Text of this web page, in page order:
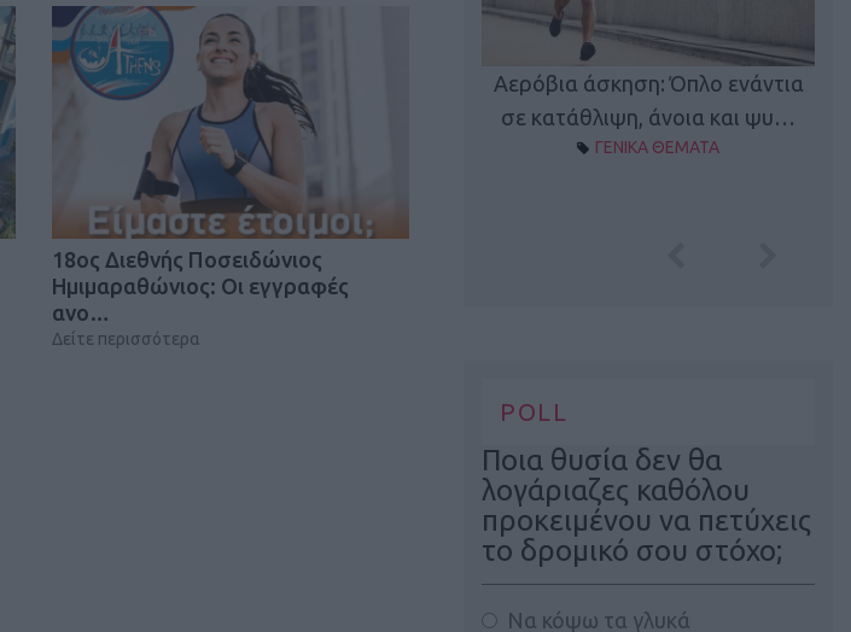
18oς Διεθνής Ποσειδώνιος
Ημιμαραθώνιος: Οι εγγραφές
ανο…
Δείτε περισσότερα
New Year Resolutions: Η άσκηση
στην κορυφή για το 2026!
ΓΕΝΙΚΑ ΘΕΜΑΤΑ
Αερόβια άσκηση: Όπλο ενάντια
σε κατάθλιψη, άνοια και ψυ…
ΓΕΝΙΚΑ ΘΕΜΑΤΑ
POLL
Ποια θυσία δεν θα
λογάριαζες καθόλου
προκειμένου να πετύχεις
το δρομικό σου στόχο;
Να κόψω τα γλυκά